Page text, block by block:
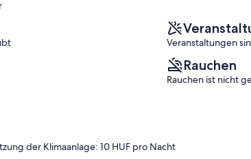
1 Zusatzbett).
15 qm große Terrasse.
Plätze), Gasherd (4 Flammen),
Veranstaltungen
Rauchen
Rauchen ist nicht
der Klimaanlage: 10 HUF pro Nacht